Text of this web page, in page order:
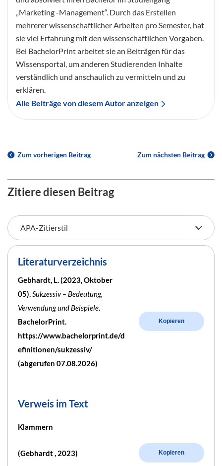
„Marketing -Management“. Durch das Erstellen
mehrerer wissenschaftlicher Arbeiten pro Semester, hat
sie viel Erfahrung mit den wissenschaftlichen Vorgaben.
Bei BachelorPrint arbeitet sie an Beiträgen für das
Wissensportal, um anderen Studierenden Inhalte
verständlich und anschaulich zu vermitteln und zu
erklären.
Alle Beiträge von diesem Autor anzeigen
Zum vorherigen Beitrag Zum nächsten Beitrag
Zitiere diesen Beitrag
Literaturverzeichnis
Gebhardt, L. (2023, Oktober
05).Sukzessiv – Bedeutung,
Verwendung und Beispiele.
BachelorPrint.
https://www.bachelorprint.de/d
efinitionen/sukzessiv/
(abgerufen 07.08.2026)
Kopieren
Verweis im Text
Klammern
(Gebhardt , 2023) Kopieren